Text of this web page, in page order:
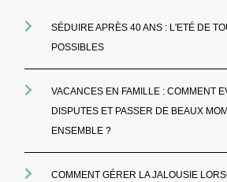
SÉDUIRE APRÈS 40 ANS : L'ETÉ DE
POSSIBLES
VACANCES EN FAMILLE : COMMENT
DISPUTES ET PASSER DE BEAUX
ENSEMBLE ?
COMMENT GÉRER LA JALOUSIE